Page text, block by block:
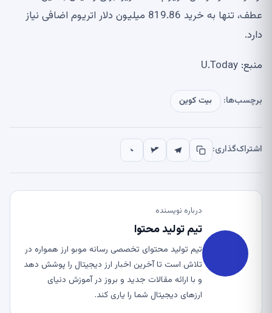
عطف، تنها به خرید 819.86 میلیون دلار اتریوم اضافی نیاز
دارد.
منبع: U.Today
برچسب‌ها: بیت کوین
اشتراک‌گذاری:
درباره نویسنده
تیم تولید محتوا
تیم تولید محتوای تخصصی رسانه موبو ارز همواره در
تلاش است تا آخرین اخبار ارز دیجیتال را پوشش دهد
و با ارائه مقالات جدید و بروز در آموزش دنیای
ارزهای دیجیتال شما را یاری کند.